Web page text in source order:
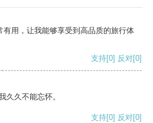
用，让我能够享受到高品质的旅行体
支持[0] 反对[0]
久久不能忘怀。
支持[0] 反对[0]